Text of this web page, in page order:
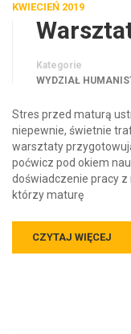
KWIECIEŃ 2019
Kategorie
WYDZIAŁ
Stres przed maturą
niepewnie, świetnie
warsztaty
poćwicz pod okiem
doświadczenie pracy
którzy maturę
CZYTAJ WIĘCEJ